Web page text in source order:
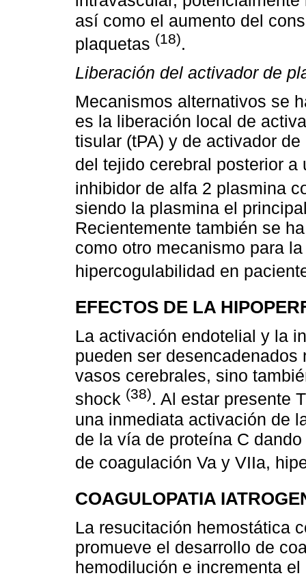
así como el aumento del
plaquetas (18).
Liberación del activador de
Mecanismos alternativos se
es la liberación local de
tisular (tPA) y de activador
del tejido cerebral posterior
inhibidor de alfa 2 plasmina
siendo la plasmina el
Recientemente también se
como otro mecanismo para
hipercogulabilidad en
EFECTOS DE LA
La activación endotelial y la
pueden ser
vasos cerebrales, sino
shock (38). Al estar presente
una inmediata activación de
de la vía de proteína C
de coagulación Va y VIIa,
COAGULOPATIA
La resucitación hemostática
promueve el desarrollo de
hemodilución e incrementa